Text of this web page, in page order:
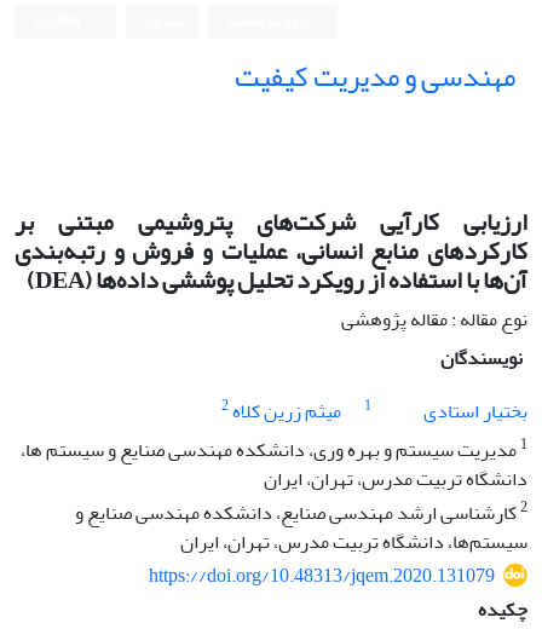
مهندسی و مدیریت کیفیت
ارزیابی کارآیی شرکت‌های پتروشیمی مبتنی بر
کارکردهای منابع انسانی، عملیات و فروش و رتبه‌بندی
آن‌ها با استفاده از رویکرد تحلیل پوششی داده‌ها (DEA)
نوع مقاله : مقاله پژوهشی
نویسندگان
بختیار استادی
1 میثم زرین کلاه2
1مدیریت سیستم و بهره وری، دانشکده مهندسی صنایع و سیستم ها،
دانشگاه تربیت مدرس، تهران، ایران
2کارشناسی ارشد مهندسی صنایع، دانشکده مهندسی صنایع و
سیستم‌ها، دانشگاه تربیت مدرس، تهران، ایران
https://doi.org/10.48313/jqem.2020.131079
چکیده